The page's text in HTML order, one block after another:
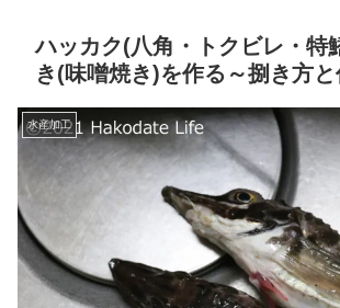
ハッカク(八角・トクビレ・特
き(味噌焼き)を作る～捌き方
水産加工